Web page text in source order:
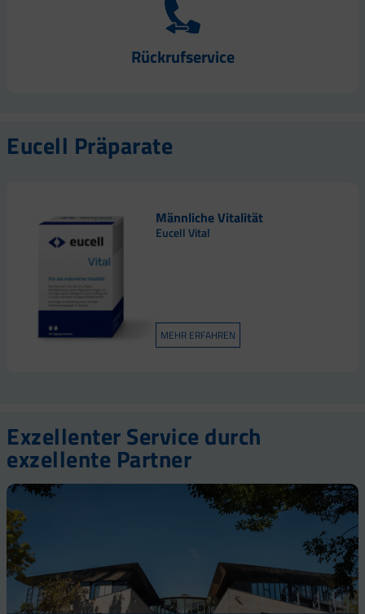
Rückrufservice
Eucell Präparate
Männliche Vitalität
Eucell Vital
MEHR ERFAHREN
Exzellenter Service durch
exzellente Partner